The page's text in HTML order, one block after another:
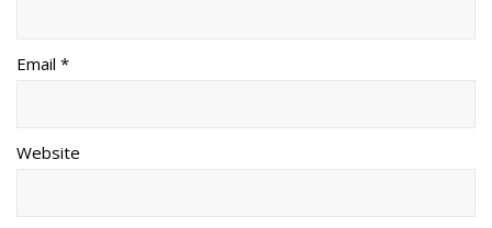
Email *
Website